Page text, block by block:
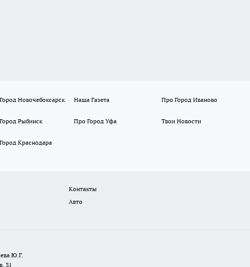
Новочебоксарск Наша Газета Про Город Иваново
Рыбинск Про Город Уфа Твои Новости
Краснодара
Контакты
Авто
Ю.Г.
31